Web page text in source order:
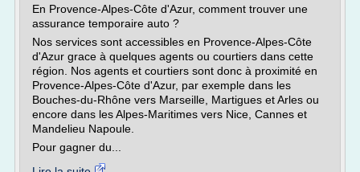
En Provence-Alpes-Côte d'Azur, comment trouver une
assurance temporaire auto ?
Nos services sont accessibles en Provence-Alpes-Côte
d'Azur grace à quelques agents ou courtiers dans cette
région. Nos agents et courtiers sont donc à proximité en
Provence-Alpes-Côte d'Azur, par exemple dans les
Bouches-du-Rhône vers Marseille, Martigues et Arles ou
encore dans les Alpes-Maritimes vers Nice, Cannes et
Mandelieu Napoule.
Pour gagner du...